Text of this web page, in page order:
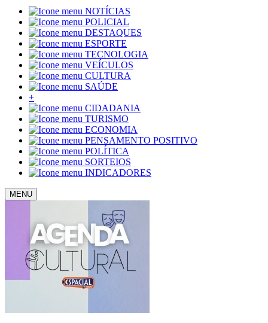
NOTÍCIAS
POLICIAL
DESTAQUES
ESPORTE
TECNOLOGIA
VEÍCULOS
CULTURA
SAÚDE
+
CIDADANIA
TURISMO
ECONOMIA
PENSAMENTO POSITIVO
POLÍTICA
SORTEIOS
INDICADORES
MENU